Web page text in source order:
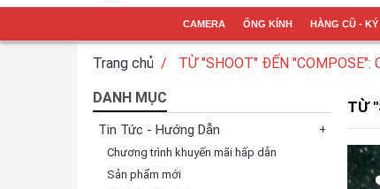
CAMERA ỐNG KÍNH HÀNG CŨ -
Trang chủ TỪ "SHOOT" ĐẾN "COMPOSE":
DANH MỤC
Tin Tức - Hướng Dẫn
+
Chương trình khuyến mãi hấp dẫn
Sản phẩm mới
TỪ